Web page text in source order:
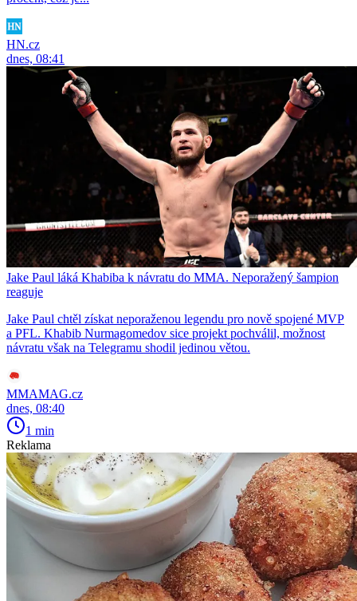
HN.cz
dnes, 08:41
Jake Paul láká Khabiba k návratu do MMA. Neporažený šampion
reaguje
Jake Paul chtěl získat neporaženou legendu pro nově spojené MVP
a PFL. Khabib Nurmagomedov sice projekt pochválil, možnost
návratu však na Telegramu shodil jedinou větou.
MMAMAG.cz
dnes, 08:40
1 min
Reklama